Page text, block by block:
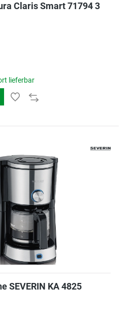
Claris Smart 71794 3
lieferbar
SEVERIN KA 4825